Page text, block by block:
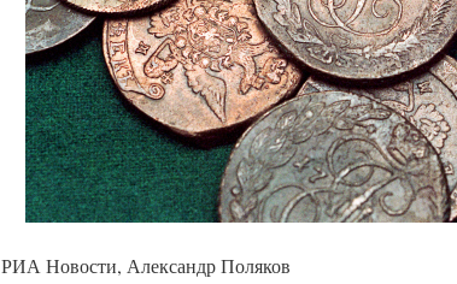
РИА Новости, Александр Поляков